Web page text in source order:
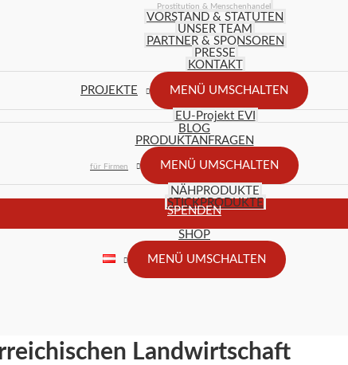
Prostitution & Menschenhandel
VORSTAND & STATUTEN
UNSER TEAM
PARTNER & SPONSOREN
PRESSE
KONTAKT
PROJEKTE MENÜ UMSCHALTEN
EU-Projekt EVI
BLOG
PRODUKTANFRAGEN
für Firmen MENÜ UMSCHALTEN
NÄHPRODUKTE
STICKPRODUKTE
SPENDEN
SHOP
MENÜ UMSCHALTEN
Landwirtschaft